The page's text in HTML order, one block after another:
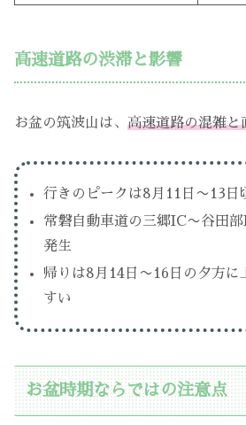
高速道路の渋滞と影響
お盆の筑波山は、 高速道路の混雑と
行きのピークは8月11日〜13日
常磐自動車道の三郷IC〜谷田
発生
帰りは8月14日〜16日の夕方に
すい
お盆時期ならではの注意点